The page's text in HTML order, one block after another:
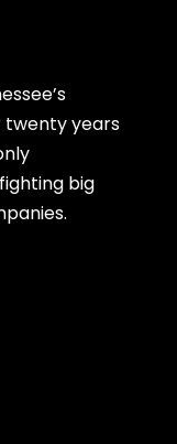
twenty years
big